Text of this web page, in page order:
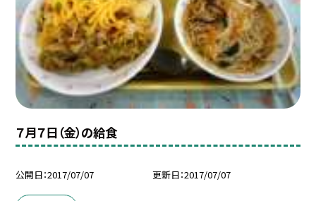
７月７日（金）の給食
公開日 2017/07/07 更新日 2017/07/07